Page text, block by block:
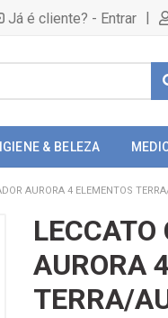
Já é cliente? - Entrar |
& BELEZA
AURORA 4 ELEMENTOS
LECCATO
AURORA
TERRA/